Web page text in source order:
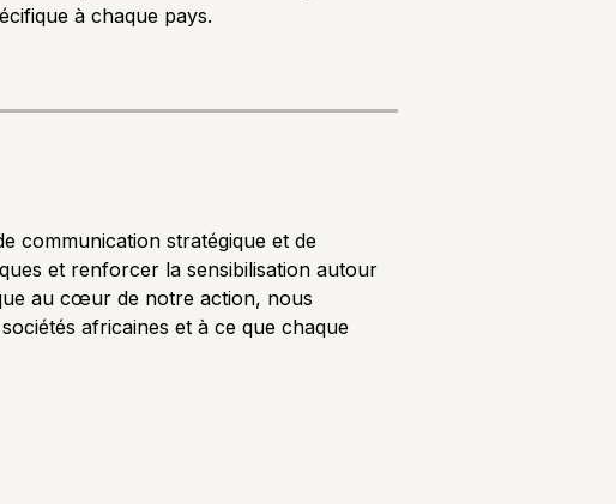
à chaque pays.
communication stratégique et de
et renforcer la sensibilisation autour
au cœur de notre action, nous
africaines et à ce que chaque